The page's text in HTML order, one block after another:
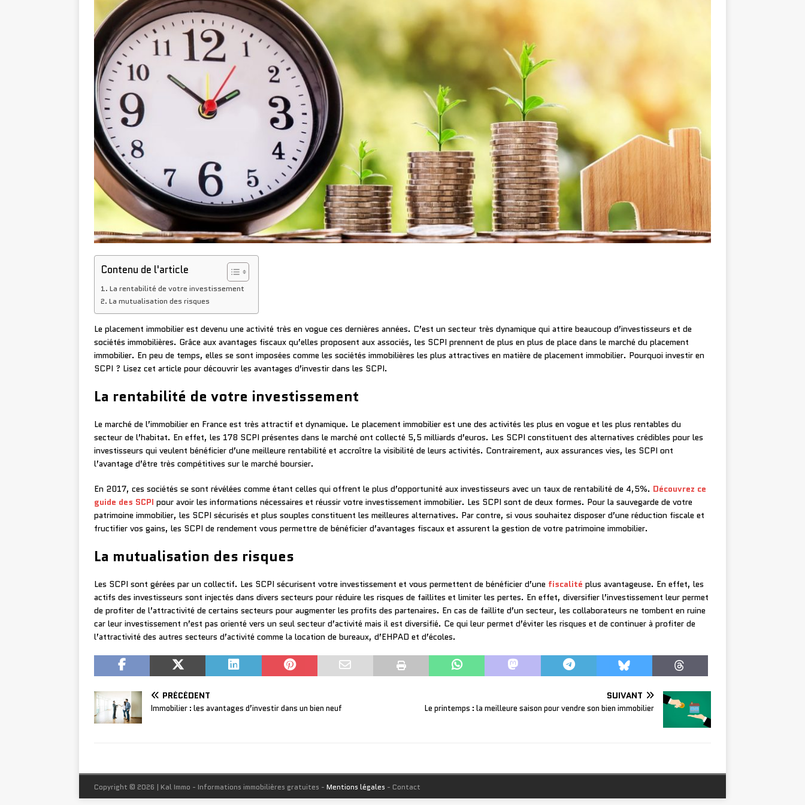
Contenu de l'article
La rentabilité de votre investissement
La mutualisation des risques
Le placement immobilier est devenu une activité très en vogue ces dernières années. C’est un secteur très dynamique qui attire beaucoup d’investisseurs et de
sociétés immobilières. Grâce aux avantages fiscaux qu’elles proposent aux associés, les SCPI prennent de plus en plus de place dans le marché du placement
immobilier. En peu de temps, elles se sont imposées comme les sociétés immobilières les plus attractives en matière de placement immobilier. Pourquoi investir en
SCPI ? Lisez cet article pour découvrir les avantages d’investir dans les SCPI.
La rentabilité de votre investissement
Le marché de l’immobilier en France est très attractif et dynamique. Le placement immobilier est une des activités les plus en vogue et les plus rentables du
secteur de l’habitat. En effet, les 178 SCPI présentes dans le marché ont collecté 5,5 milliards d’euros. Les SCPI constituent des alternatives crédibles pour les
investisseurs qui veulent bénéficier d’une meilleure rentabilité et accroître la visibilité de leurs activités. Contrairement, aux assurances vies, les SCPI ont
l’avantage d’être très compétitives sur le marché boursier.
En 2017, ces sociétés se sont révélées comme étant celles qui offrent le plus d’opportunité aux investisseurs avec un taux de rentabilité de 4,5%. Découvrez ce
guide des SCPI pour avoir les informations nécessaires et réussir votre investissement immobilier. Les SCPI sont de deux formes. Pour la sauvegarde de votre
patrimoine immobilier, les SCPI sécurisés et plus souples constituent les meilleures alternatives. Par contre, si vous souhaitez disposer d’une réduction fiscale et
fructifier vos gains, les SCPI de rendement vous permettre de bénéficier d’avantages fiscaux et assurent la gestion de votre patrimoine immobilier.
La mutualisation des risques
Les SCPI sont gérées par un collectif. Les SCPI sécurisent votre investissement et vous permettent de bénéficier d’une fiscalité plus avantageuse. En effet, les
actifs des investisseurs sont injectés dans divers secteurs pour réduire les risques de faillites et limiter les pertes. En effet, diversifier l’investissement leur permet
de profiter de l’attractivité de certains secteurs pour augmenter les profits des partenaires. En cas de faillite d’un secteur, les collaborateurs ne tombent en ruine
car leur investissement n’est pas orienté vers un seul secteur d’activité mais il est diversifié. Ce qui leur permet d’éviter les risques et de continuer à profiter de
l’attractivité des autres secteurs d’activité comme la location de bureaux, d’EHPAD et d’écoles.
PRÉCÉDENT
Immobilier : les avantages d’investir dans un bien neuf
SUIVANT
Le printemps : la meilleure saison pour vendre son bien immobilier
Copyright © 2026 | Kal Immo - Informations immobilières gratuites - Mentions légales - Contact